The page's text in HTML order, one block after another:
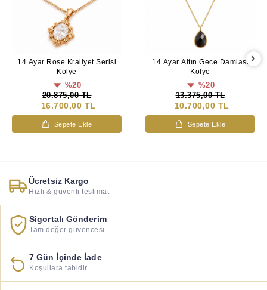
14 Ayar Rose Kraliyet Serisi
Kolye
%20
20.875,00 TL
16.700,00 TL
Sepete Ekle
14 Ayar Altın Gece Damlası
Kolye
%20
13.375,00 TL
10.700,00 TL
Sepete Ekle
Ücretsiz Kargo
Hızlı & güvenli teslimat
Sigortalı Gönderim
Tam değer güvencesi
7 Gün İçinde İade
Koşullara tabidir